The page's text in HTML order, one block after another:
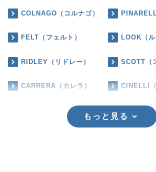
COLNAGO（コルナゴ）
FELT（フェルト） LOOK（ル
RIDLEY（リドレー） SCOTT（
CARRERA（カレラ） CINELLI（
もっと見る